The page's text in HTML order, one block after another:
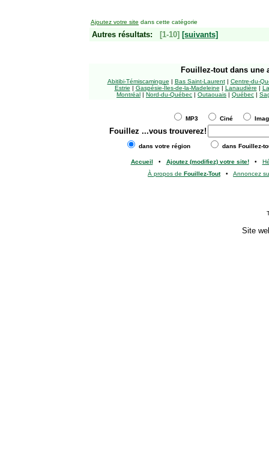
Ajoutez votre site dans cette catégorie
Autres résultats: [1-10] [suivants]
Fouillez-tout dans une
Abitibi-Témiscamingue | Bas Saint-Laurent| Centre-du-
Estrie | Gaspésie-Îles-de-la-Madeleine | Lanaudière |
Montréal | Nord-du-Québec | Outaouais | Québec |
MP3 Ciné
Fouillez ...vous trouverez!
dans votre région dans Fouillez-
Accueil • Ajoutez (modifiez) votre site!•
À propos de Fouillez-Tout• Annoncez
Site